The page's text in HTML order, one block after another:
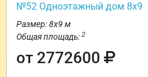
№52 Одноэтажный дом 8х9
Размер: 8х9 м
Общая площадь: 2
от 2772600